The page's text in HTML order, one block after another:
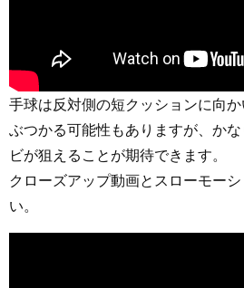
手球は反対側の短クッションに向
ぶつかる可能性もありますが、か
ビが狙えることが期待できます。
クローズアップ動画とスローモー
い。